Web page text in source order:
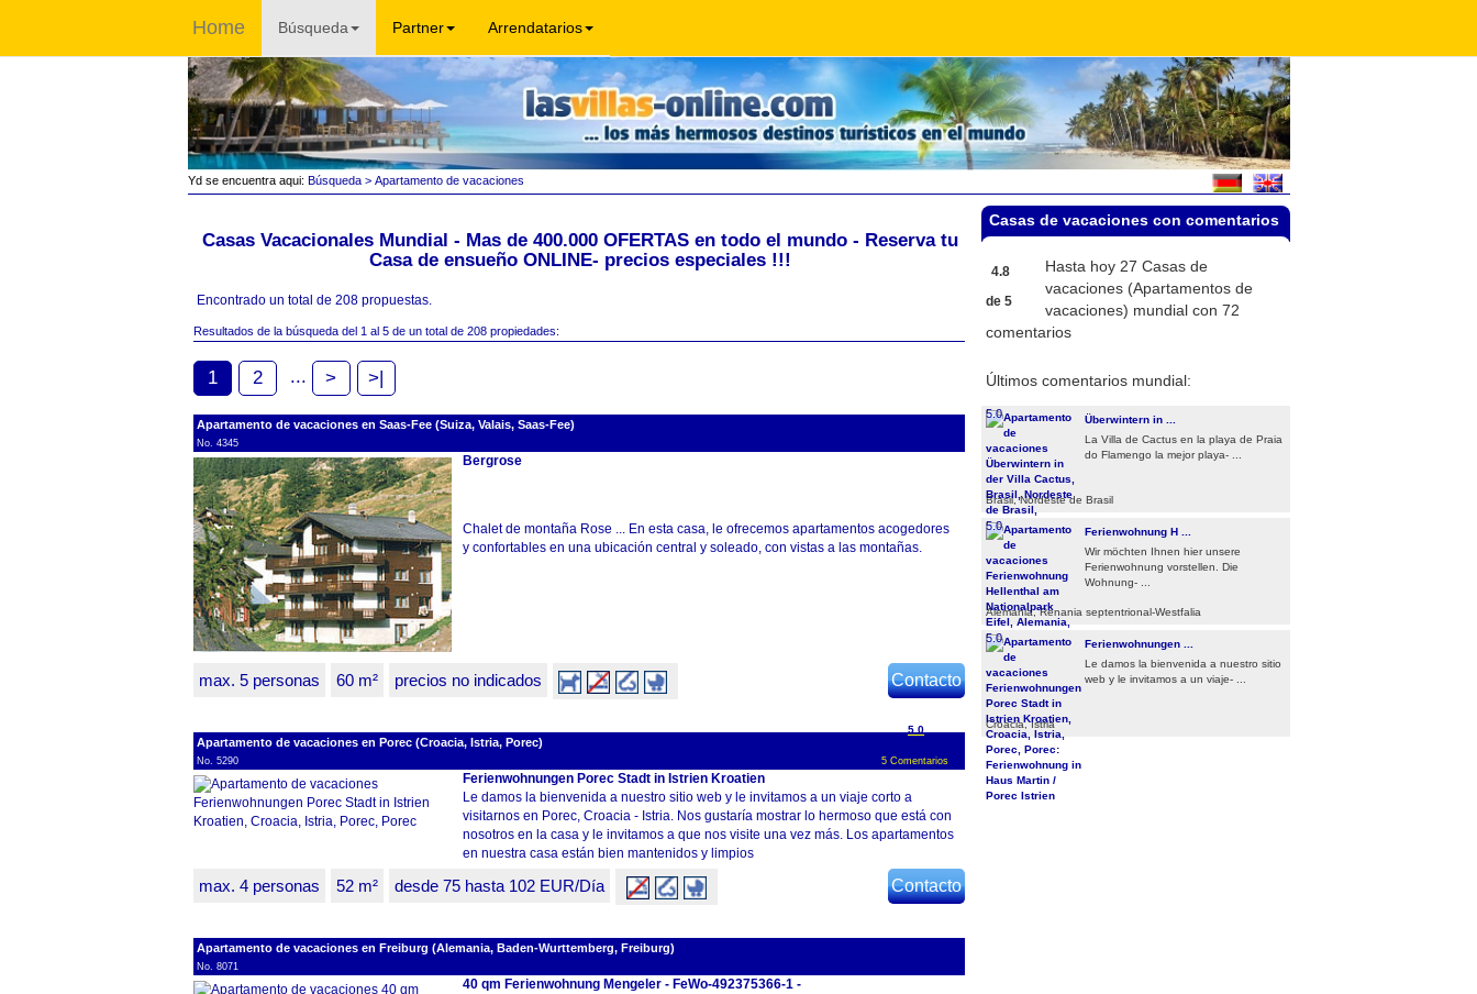
Home Búsqueda Partner Arrendatarios
Yd se encuentra aqui: Búsqueda> Apartamento de vacaciones
Casas Vacacionales Mundial - Mas de 400.000 OFERTAS en todo el mundo - Reserva tu
Casa de ensueño ONLINE- precios especiales !!!
Encontrado un total de 208 propuestas.
Resultados de la búsqueda del 1 al 5 de un total de 208 propiedades:
1 2 ... > >|
Apartamento de vacaciones en Saas-Fee (Suiza, Valais, Saas-Fee)
No. 4345
Bergrose
Chalet de montaña Rose ... En esta casa, le ofrecemos apartamentos acogedores
y confortables en una ubicación central y soleado, con vistas a las montañas.
max. 5 personas 60 m² precios no indicados Contacto
5.0
5 Comentarios
Apartamento de vacaciones en Porec (Croacia, Istria, Porec)
No. 5290
Ferienwohnungen Porec Stadt in Istrien Kroatien
Le damos la bienvenida a nuestro sitio web y le invitamos a un viaje corto a
visitarnos en Porec, Croacia - Istria. Nos gustaría mostrar lo hermoso que está con
nosotros en la casa y le invitamos a que nos visite una vez más. Los apartamentos
en nuestra casa están bien mantenidos y limpios
max. 4 personas 52 m² desde 75 hasta 102 EUR/Día Contacto
Apartamento de vacaciones en Freiburg (Alemania, Baden-Wurttemberg, Freiburg)
No. 8071
40 qm Ferienwohnung Mengeler - FeWo-492375366-1 -
Casas de vacaciones con comentarios
4.8
de 5
Hasta hoy 27 Casas de
vacaciones (Apartamentos de
vacaciones) mundialcon 72
comentarios
Últimos comentarios mundial:
Überwintern in ...
La Villa de Cactus en la playa de Praia
do Flamengo la mejor playa- ...
Brasil, Nordeste de Brasil
5.0
Ferienwohnung H ...
Wir möchten Ihnen hier unsere
Ferienwohnung vorstellen. Die
Wohnung- ...
Alemania, Renania septentrional-Westfalia
5.0
Ferienwohnungen ...
Le damos la bienvenida a nuestro sitio
web y le invitamos a un viaje- ...
Croacia, Istria
5.0